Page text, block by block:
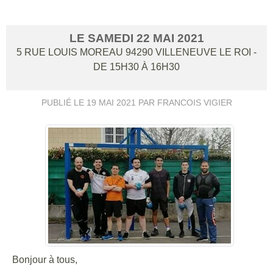
LE SAMEDI 22 MAI 2021
5 RUE LOUIS MOREAU 94290 VILLENEUVE LE ROI -
DE 15H30 À 16H30
PUBLIÉ LE 19 MAI 2021 PAR FRANCOIS VIGIER
Bonjour à tous,